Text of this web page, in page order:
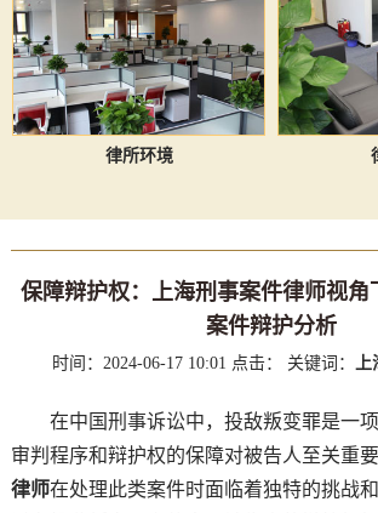
律所环境
保障辩护权：上海刑事案件律师视角
案件辩护分析
时间：2024-06-17 10:01 点击： 关键词：
在中国刑事诉讼中，投敌叛变罪是一项
审判程序和辩护权的保障对被告人至关重要
律师在处理此类案件时面临着独特的挑战